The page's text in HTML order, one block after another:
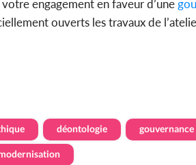
engagement en faveur d’une
ouverts les travaux de
déontologie gouvernance